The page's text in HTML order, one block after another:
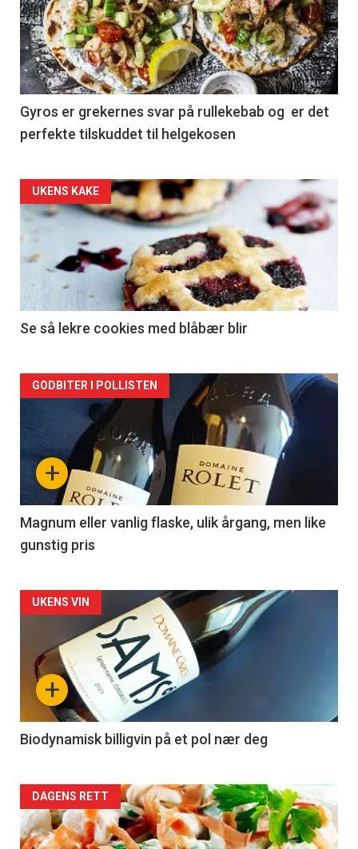
Gyros er grekernes svar på rullekebab og er det
perfekte tilskuddet til helgekosen
Forsiden
akkurat
nå
2
UKENS KAKE
Se så lekre cookies med blåbær blir
Forsiden
akkurat
nå
3
+
GODBITER I POLLISTEN
Magnum eller vanlig flaske, ulik årgang, men like
gunstig pris
Forsiden
akkurat
nå
4
+
UKENS VIN
Biodynamisk billigvin på et pol nær deg
Forsiden
akkurat
DAGENS RETT